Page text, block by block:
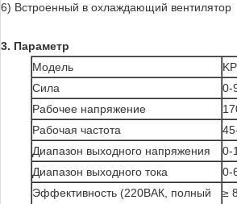
6) Встроенный в охлаждающий вентилятор
3. Параметр
Модель
Сила
0-
Рабочее напряжение
Рабочая частота
Диапазон выходного напряжения
0-
Диапазон выходного тока
0-
Эффективность (220ВАК, полный
≥